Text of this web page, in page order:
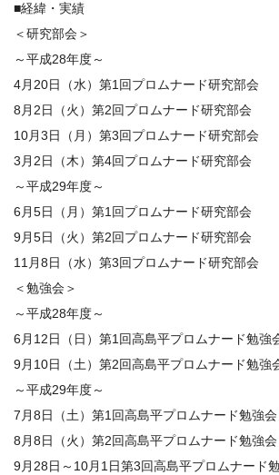
■経緯・実績
＜研究部会＞
～平成28年度～
4月20日（水）第1回プロムナード研究部会
8月2日（火）第2回プロムナード研究部会
10月3日（月）第3回プロムナード研究部会
3月2日（木）第4回プロムナード研究部会
～平成29年度～
6月5日（月）第1回プロムナード研究部会
9月5日（火）第2回プロムナード研究部会
11月8日（水）第3回プロムナード研究部会
＜勉強会＞
～平成28年度～
6月12日（日）第1回高島平プロムナード勉強
9月10日（土）第2回高島平プロムナード勉強
～平成29年度～
7月8日（土）第1回高島平プロムナード勉強会
8月8日（火）第2回高島平プロムナード勉強会
9月28日～10月1日第3回高島平プロムナード